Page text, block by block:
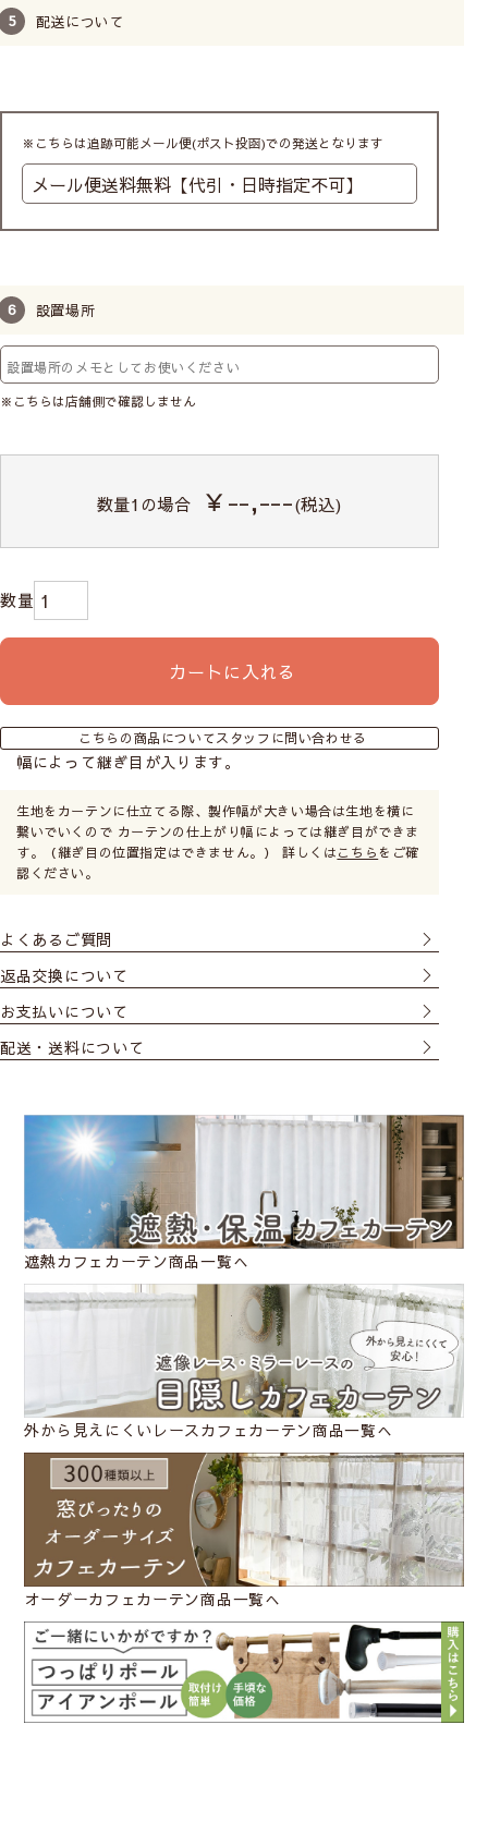
※生地によって注文幅・高さ(丈)の最大値が変わりま
上下ポール通しでワンランクアップ
に！
カフェカーテンは上部分だけがポール通しと
なっています。カーテン裾（下の部分）もポ
ール通しにすれば、裾広がりなくしっかりし
ンになります。
カフェカーテンの幅について
カフェカーテンの高さ(丈)について
配送について
※こちらは追跡可能メール便(ポスト投函)での発送となります
設置場所
※こちらは店舗側で確認しません
数量1の場合 ￥--,---(税込)
カートに入れる
こちらの商品についてスタッフに問い合わせる
幅によって継ぎ目が入ります。
生地をカーテンに仕立てる際、製作幅が大きい場合は生地を横に
繋いでいくので カーテンの仕上がり幅によっては継ぎ目ができま
す。（継ぎ目の位置指定はできません。） 詳しくはこちら をご確
認ください。
よくあるご質問
返品交換について
お支払いについて
配送・送料について
遮熱カフェカーテン商品一覧へ
外から見えにくいレースカフェカーテン商品一覧へ
オーダーカフェカーテン商品一覧へ